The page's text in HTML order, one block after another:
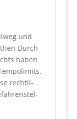
und
Durch
haben
recht­li­